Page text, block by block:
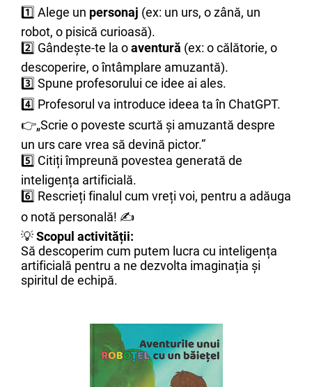
1️⃣ Alege un personaj (ex: un urs, o zână, un
robot, o pisică curioasă).
2️⃣ Gândește-te la oaventură (ex: o călătorie, o
descoperire, o întâmplare amuzantă).
3️⃣ Spune profesorului ce idee ai ales.
4️⃣ Profesorul va introduce ideea ta în ChatGPT.
👉„Scrie o poveste scurtă și amuzantă despre
un urs care vrea să devină pictor.”
5️⃣ Citiți împreună povestea generată de
inteligența artificială.
6️⃣ Rescrieți finalul cum vreți voi, pentru a adăuga
o notă personală! ✍️
💡Scopul activității:
Să descoperim cum putem lucra cu inteligența
artificială pentru a ne dezvolta imaginația și
spiritul de echipă.